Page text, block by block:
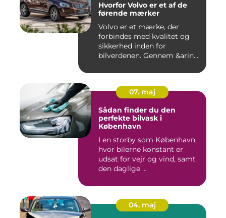
Hvorfor Volvo er et af de
førende mærker
Volvo er et mærke, der
forbindes med kvalitet og
sikkerhed inden for
bilverdenen. Gennem &arin...
07. maj
Sådan finder du den
perfekte bilvask i
København
I en storby som København,
hvor bilerne konstant er
udsat for vejr og vind, samt
den daglige ...
04. maj